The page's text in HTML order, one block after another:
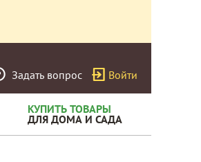
Задать вопрос Войти
КУПИТЬ ТОВАРЫ
ДЛЯ ДОМА И САДА